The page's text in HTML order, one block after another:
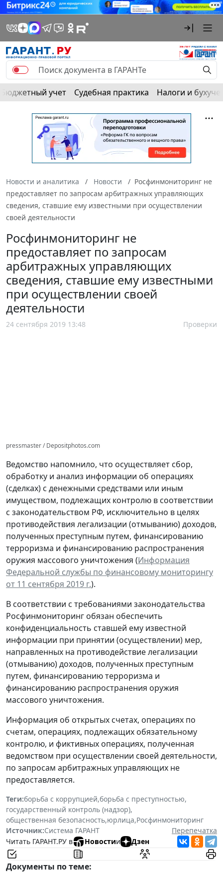
Бюджетный учет Судебная практика Налоги и
Новости и аналитика Новости
Росфинмониторинг не
предоставляет по запросам арбитражных управляющих
сведения, ставшие ему известными при осуществлении
своей деятельности
Росфинмониторинг не
предоставляет по запросам
арбитражных управляющих
сведения, ставшие ему известными
при осуществлении своей
деятельности
24 сентября 2019 13:48 Проверки
pressmaster / Depositphotos.com
Ведомство напомнило, что осуществляет сбор,
обработку и анализ информации об операциях
(сделках) с денежными средствами или иным
имуществом, подлежащих контролю в соответствии
с законодательством РФ, исключительно в целях
противодействия легализации (отмыванию) доходов,
полученных преступным путем, финансированию
терроризма и финансированию распространения
оружия массового уничтожения (Информация
Федеральной службы по финансовому мониторингу
от 11 сентября 2019 г.).
В соответствии с требованиями законодательства
Росфинмониторинг обязан обеспечить
конфиденциальность ставшей ему известной
информации при принятии (осуществлении) мер,
направленных на противодействие легализации
(отмыванию) доходов, полученных преступным
путем, финансированию терроризма и
финансированию распространения оружия
массового уничтожения.
Информация об открытых счетах, операциях по
счетам, операциях, подлежащих обязательному
контролю, и фиктивных операциях, полученная
ведомством при осуществлении своей деятельности,
по запросам арбитражных управляющих не
предоставляется.
Теги:борьба с коррупцией,борьба с преступностью,
государственный контроль (надзор),
общественная безопасность,юрлица,Росфинмониторинг
Источник:Система ГАРАНТ
Перепечатка
Читать ГАРАНТ.РУ в
Новостии Дзен
Документы по теме: